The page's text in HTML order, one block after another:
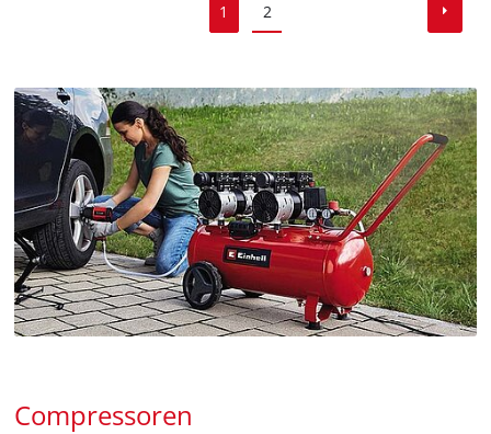
1 2
Compressoren